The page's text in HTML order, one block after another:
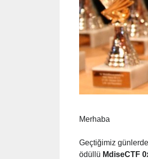
Merhaba
Geçtiğimiz
ödüllü MdiseCTF